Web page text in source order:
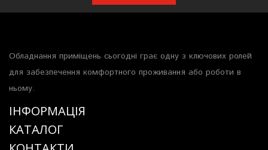
Обладнання приміщень сьогодні грає одну з ключових ролей
для забезпечення комфортного проживання або роботи в
ньому.
ІНФОРМАЦІЯ
КАТАЛОГ